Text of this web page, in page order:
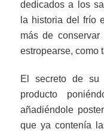
dedicados a los
la historia del frío
más de
estropearse, como
El secreto de su
producto
añadiéndole
que ya contenía